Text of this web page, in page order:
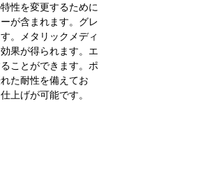
性を変更するために
が含まれます。グレ
。メタリックメディ
果が得られます。エ
ことができます。ポ
た耐性を備えてお
上げが可能です。